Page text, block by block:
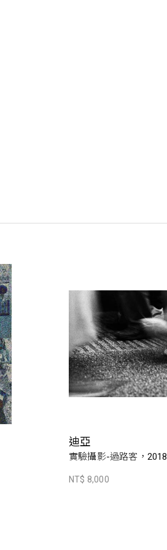
迪亞
實驗攝影-過路客，2018
NT$ 8,000